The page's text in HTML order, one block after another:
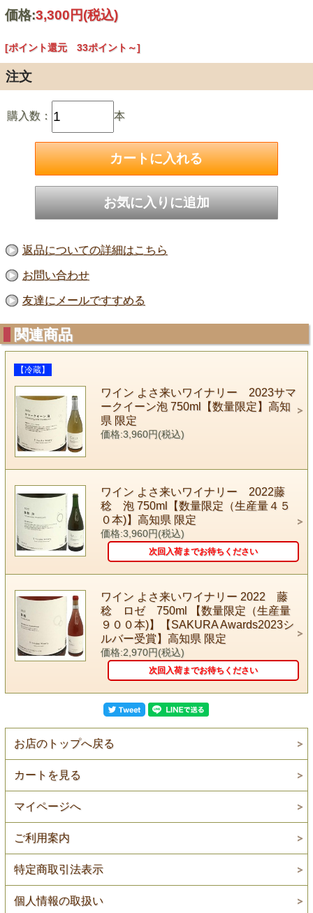
価格:3,300円(税込)
[ポイント還元 33ポイント～]
注文
購入数： 本
返品についての詳細はこちら
お問い合わせ
友達にメールですすめる
関連商品
【冷蔵】
ワイン よさ来いワイナリー 2023サマ
ークイーン泡 750ml【数量限定】高知
県 限定
価格:3,960円(税込)
ワイン よさ来いワイナリー 2022藤
稔 泡 750ml【数量限定（生産量４５
０本)】高知県 限定
価格:3,960円(税込)
次回入荷までお待ちください
ワイン よさ来いワイナリー 2022 藤
稔 ロゼ 750ml 【数量限定（生産量
９００本)】【SAKURA Awards2023シ
ルバー受賞】高知県 限定
価格:2,970円(税込)
次回入荷までお待ちください
お店のトップへ戻る
カートを見る
マイページへ
ご利用案内
特定商取引法表示
個人情報の取扱い